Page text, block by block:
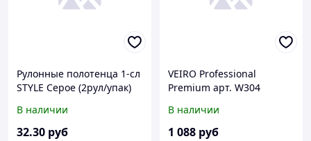
Рулонные полотенца 1-сл
STYLE Серое (2рул/упак)
В наличии
32.30 руб
VEIRO Professional
Premium арт. W304
белый 2-х сл. 280м (х2)
В наличии
1 088 руб